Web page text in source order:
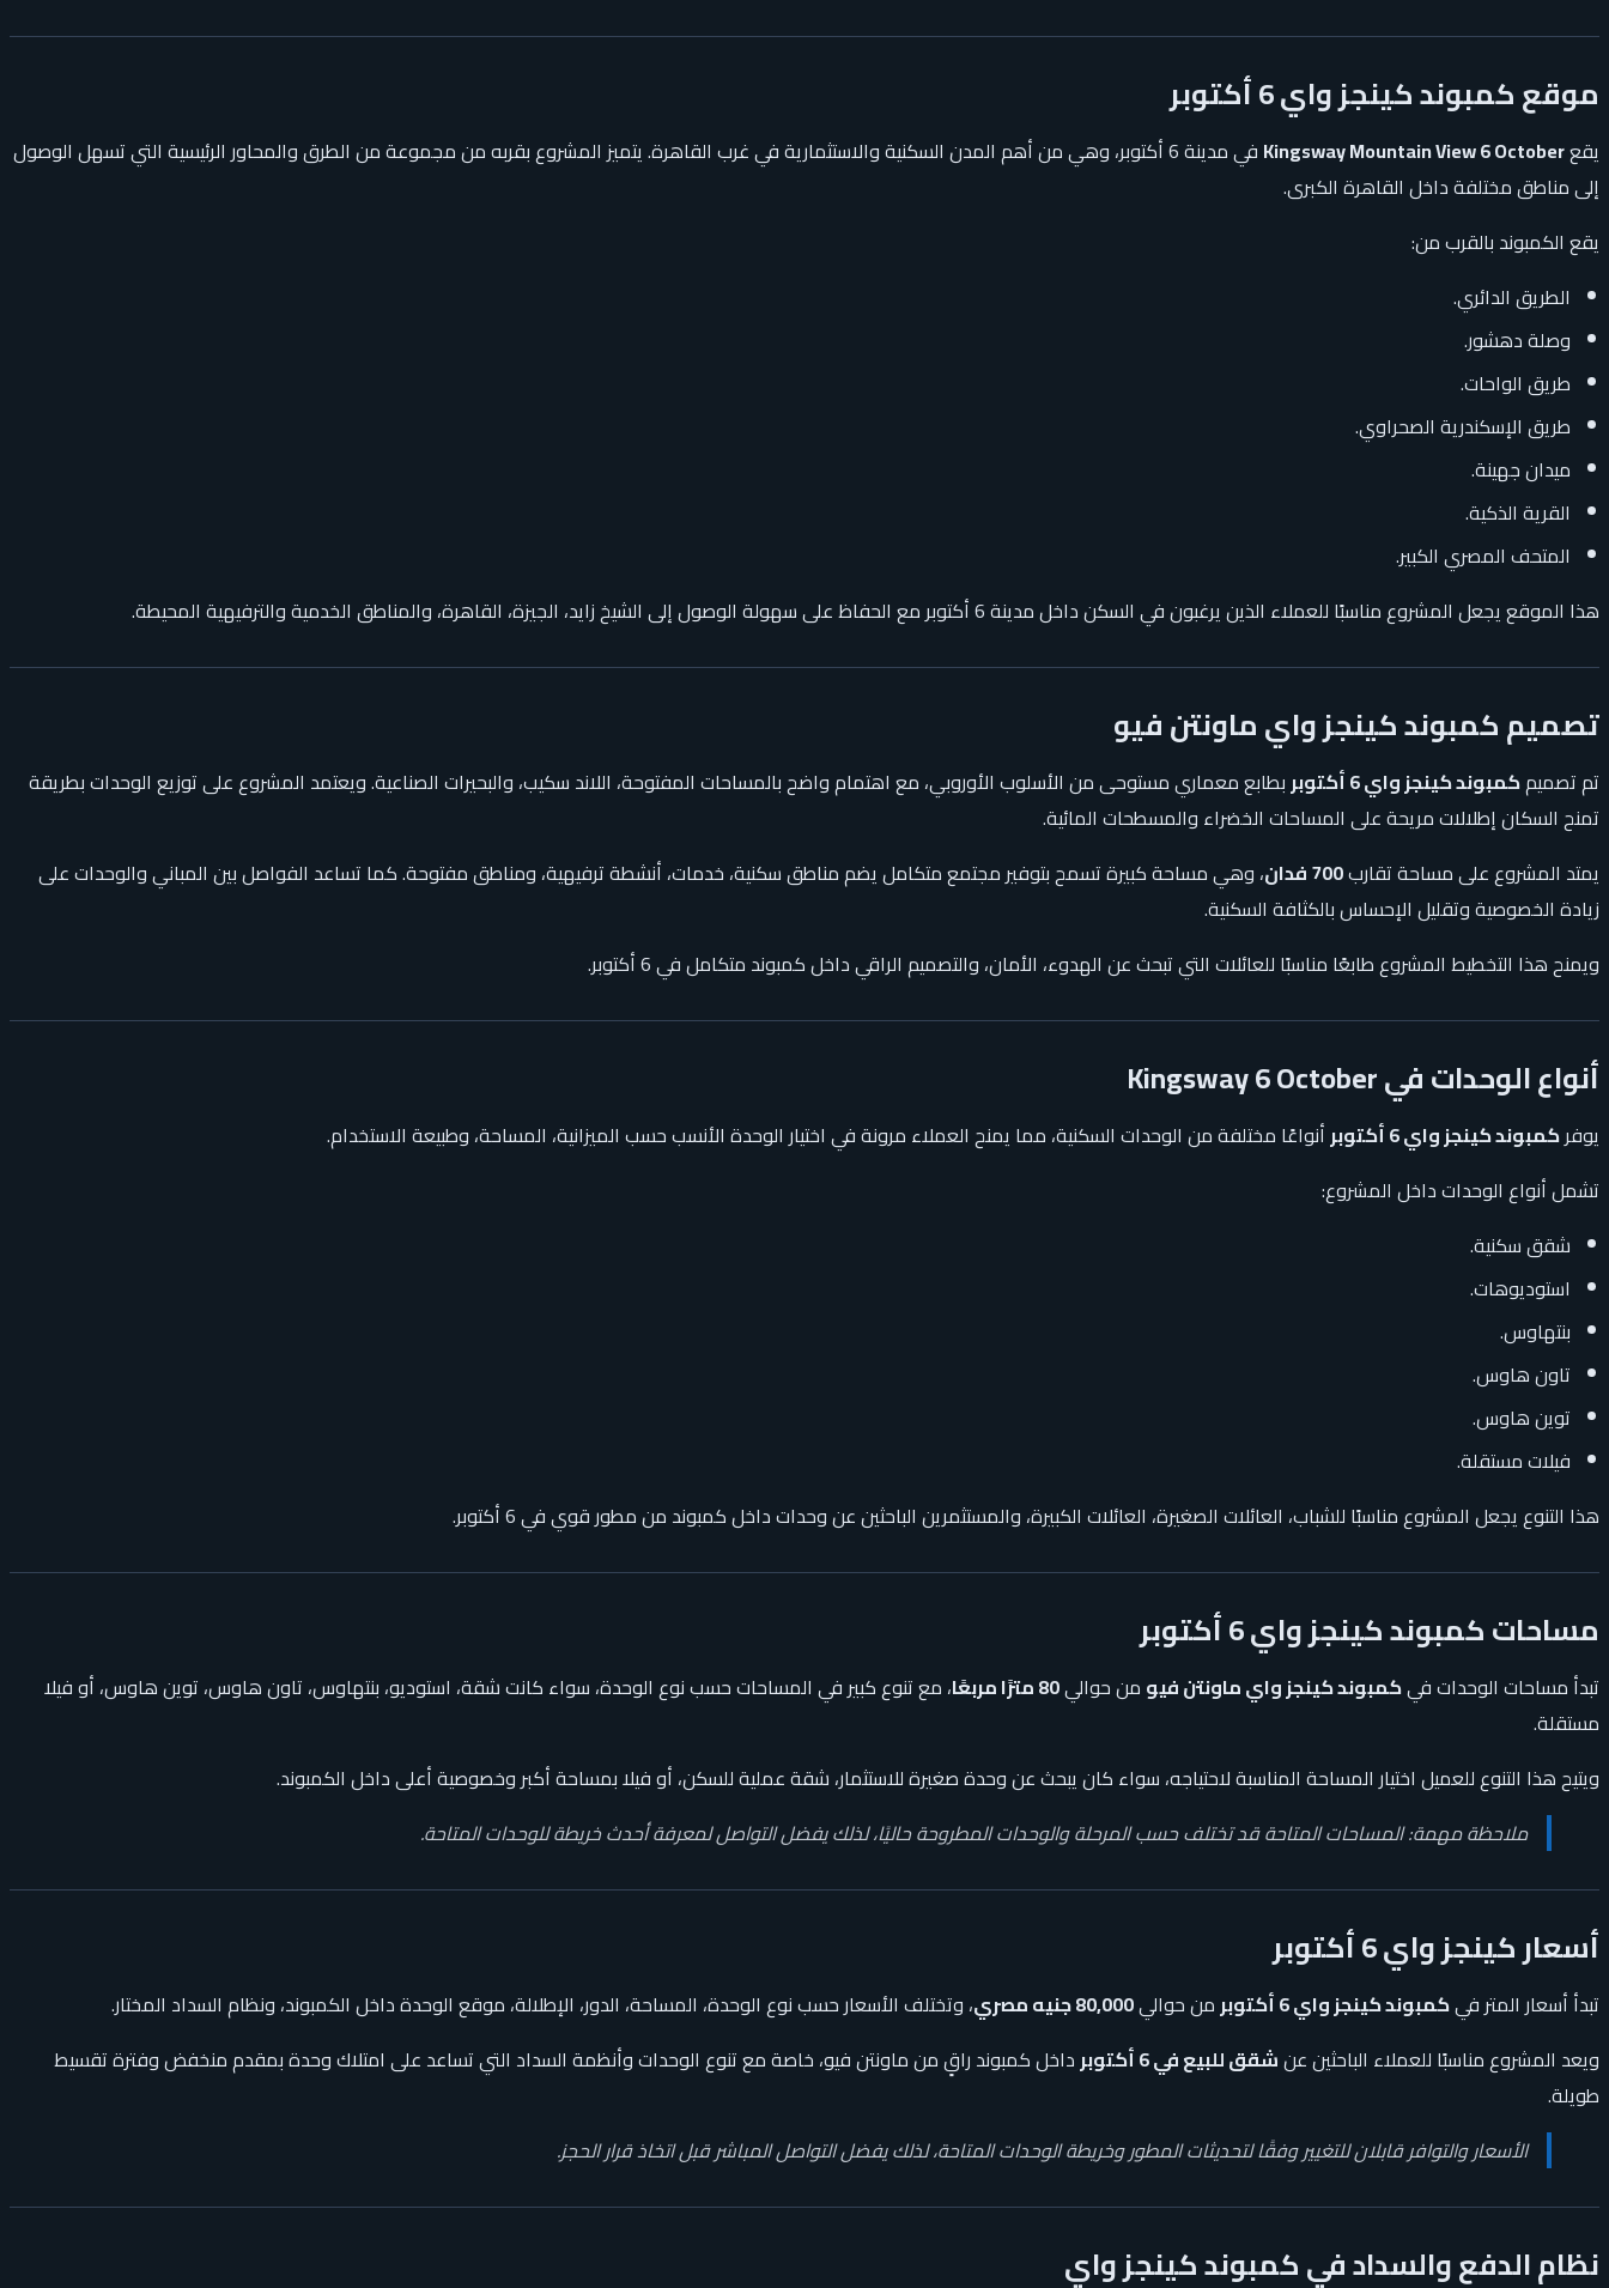
موقع كمبوند كينجز واي 6 أكتوبر
يقعKingsway Mountain View 6 October
في مدينة 6 أكتوبر، وهي من أهم المدن السكنية والاستثمارية في غرب القاهرة. يتميز المشروع بقربه من مجموعة من الطرق والمحاور الرئيسية التي تسهل الوصول
إلى مناطق مختلفة داخل القاهرة الكبرى.
يقع الكمبوند بالقرب من:
الطريق الدائري.
وصلة دهشور.
طريق الواحات.
طريق الإسكندرية الصحراوي.
ميدان جهينة.
القرية الذكية.
المتحف المصري الكبير.
هذا الموقع يجعل المشروع مناسبًا للعملاء الذين يرغبون في السكن داخل مدينة 6 أكتوبر مع الحفاظ على سهولة الوصول إلى الشيخ زايد، الجيزة، القاهرة، والمناطق الخدمية والترفيهية المحيطة.
تصميم كمبوند كينجز واي ماونتن فيو
تم تصميمكمبوند كينجز واي 6 أكتوبر
بطابع معماري مستوحى من الأسلوب الأوروبي، مع اهتمام واضح بالمساحات المفتوحة، اللاند سكيب، والبحيرات الصناعية. ويعتمد المشروع على توزيع الوحدات بطريقة
تمنح السكان إطلالات مريحة على المساحات الخضراء والمسطحات المائية.
يمتد المشروع على مساحة تقارب700 فدان
، وهي مساحة كبيرة تسمح بتوفير مجتمع متكامل يضم مناطق سكنية، خدمات، أنشطة ترفيهية، ومناطق مفتوحة. كما تساعد الفواصل بين المباني والوحدات على
زيادة الخصوصية وتقليل الإحساس بالكثافة السكنية.
ويمنح هذا التخطيط المشروع طابعًا مناسبًا للعائلات التي تبحث عن الهدوء، الأمان، والتصميم الراقي داخل كمبوند متكامل في 6 أكتوبر.
أنواع الوحدات في Kingsway 6 October
يوفركمبوند كينجز واي 6 أكتوبر
أنواعًا مختلفة من الوحدات السكنية، مما يمنح العملاء مرونة في اختيار الوحدة الأنسب حسب الميزانية، المساحة، وطبيعة الاستخدام.
تشمل أنواع الوحدات داخل المشروع:
شقق سكنية.
استوديوهات.
بنتهاوس.
تاون هاوس.
توين هاوس.
فيلات مستقلة.
هذا التنوع يجعل المشروع مناسبًا للشباب، العائلات الصغيرة، العائلات الكبيرة، والمستثمرين الباحثين عن وحدات داخل كمبوند من مطور قوي في 6 أكتوبر.
مساحات كمبوند كينجز واي 6 أكتوبر
تبدأ مساحات الوحدات فيكمبوند كينجز واي ماونتن فيو من حوالي80 مترًا مربعًا
، مع تنوع كبير في المساحات حسب نوع الوحدة، سواء كانت شقة، استوديو، بنتهاوس، تاون هاوس، توين هاوس، أو فيلا
مستقلة.
ويتيح هذا التنوع للعميل اختيار المساحة المناسبة لاحتياجه، سواء كان يبحث عن وحدة صغيرة للاستثمار، شقة عملية للسكن، أو فيلا بمساحة أكبر وخصوصية أعلى داخل الكمبوند.
ملاحظة مهمة: المساحات المتاحة قد تختلف حسب المرحلة والوحدات المطروحة حاليًا، لذلك يفضل التواصل لمعرفة أحدث خريطة للوحدات المتاحة.
أسعار كينجز واي 6 أكتوبر
تبدأ أسعار المتر فيكمبوند كينجز واي 6 أكتوبر من حوالي80,000 جنيه مصري
، وتختلف الأسعار حسب نوع الوحدة، المساحة، الدور، الإطلالة، موقع الوحدة داخل الكمبوند، ونظام السداد المختار.
ويعد المشروع مناسبًا للعملاء الباحثين عنشقق للبيع في 6 أكتوبر
داخل كمبوند راقٍ من ماونتن فيو، خاصة مع تنوع الوحدات وأنظمة السداد التي تساعد على امتلاك وحدة بمقدم منخفض وفترة تقسيط
طويلة.
الأسعار والتوافر قابلان للتغيير وفقًا لتحديثات المطور وخريطة الوحدات المتاحة، لذلك يفضل التواصل المباشر قبل اتخاذ قرار الحجز.
نظام الدفع والسداد في كمبوند كينجز واي